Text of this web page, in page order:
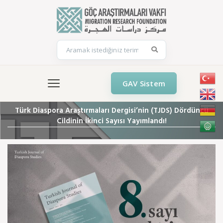
GAV Sistem
Türk Diaspora Araştırmaları Dergisi’nin (TJDS) Dördüncü
Cildinin İkinci Sayısı Yayımlandı!